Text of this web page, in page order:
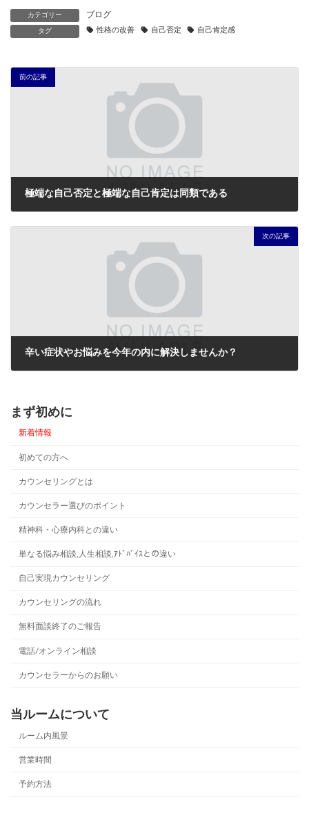
カテゴリー ブログ
タグ 性格の改善 自己否定 自己肯定感
前の記事
極端な自己否定と極端な自己肯定は同類である
次の記事
辛い症状やお悩みを今年の内に解決しませんか？
まず初めに
新着情報
初めての方へ
カウンセリングとは
カウンセラー選びのポイント
精神科・心療内科との違い
単なる悩み相談,人生相談,ｱﾄﾞﾊﾞｲｽとの違い
自己実現カウンセリング
カウンセリングの流れ
無料面談終了のご報告
電話/オンライン相談
カウンセラーからのお願い
当ルームについて
ルーム内風景
営業時間
予約方法